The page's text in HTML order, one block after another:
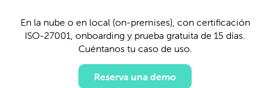
En la nube o en local (on-premises), con certificación
ISO-27001, onboarding y prueba gratuita de 15 días.
Cuéntanos tu caso de uso.
Reserva una demo